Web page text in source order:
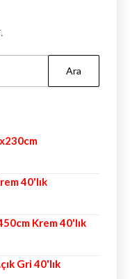
40'lık
Krem 40'lık
Gri 40'lık